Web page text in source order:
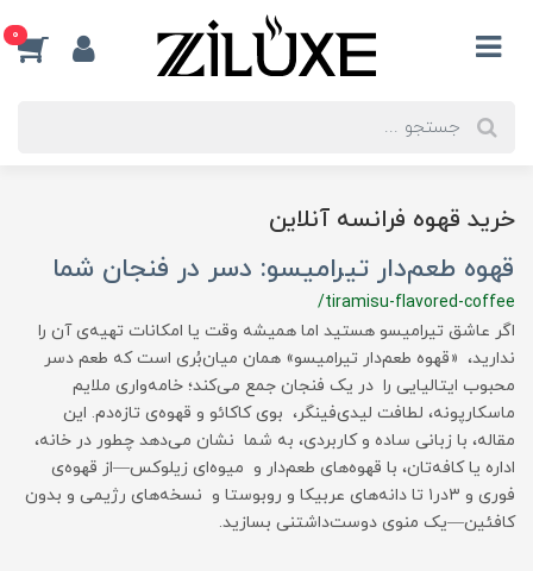
0
خرید قهوه فرانسه آنلاین
قهوه طعم‌دار تیرامیسو: دسر در فنجان شما
/tiramisu-flavored-coffee
اگر عاشق تیرامیسو هستید اما همیشه وقت یا امکانات تهیه‌ی آن را
ندارید، «قهوه طعم‌دار تیرامیسو» همان میان‌بُری است که طعم دسر
محبوب ایتالیایی را در یک فنجان جمع می‌کند؛ خامه‌واری ملایم
ماسکارپونه، لطافت لیدی‌فینگر، بوی کاکائو و قهوه‌ی تازه‌دم. این
مقاله، با زبانی ساده و کاربردی، به شما نشان می‌دهد چطور در خانه،
اداره یا کافه‌تان، با قهوه‌های طعم‌دار و میوه‌ای زیلوکس—از قهوه‌ی
فوری و ۳در۱ تا دانه‌های عربیکا و روبوستا و نسخه‌های رژیمی و بدون
کافئین—یک منوی دوست‌داشتنی بسازید.